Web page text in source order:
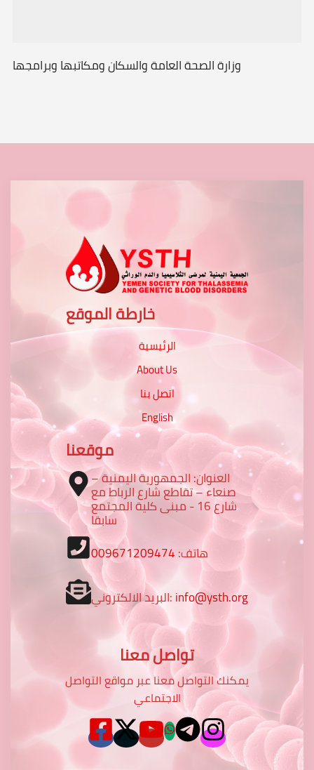
وزارة الصحة العامة والسكان ومكاتبها وبرامجها
خارطة الموقع
الرئيسية
About Us
اتصل بنا
English
موقعنا
العنوان: الجمهورية اليمنية –
صنعاء – تقاطع شارع الرباط مع
شارع 16 - مبنى كلية المجتمع
سابقا
هاتف:009671209474
البريد الالكتروني:info@ysth.org
تواصل معنا
يمكنك التواصل معنا عبر مواقع التواصل
الاجتماعي